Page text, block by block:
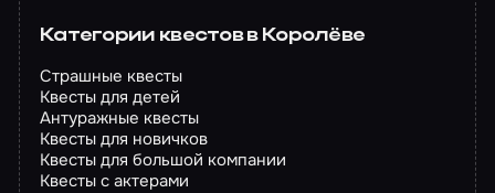
Категории квестов в Королёве
Страшные квесты
Квесты для детей
Антуражные квесты
Квесты для новичков
Квесты для большой компании
Квесты с актерами